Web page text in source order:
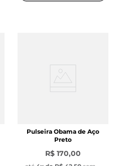
Pulseira Obama de Aço
Preto
R$ 170,00